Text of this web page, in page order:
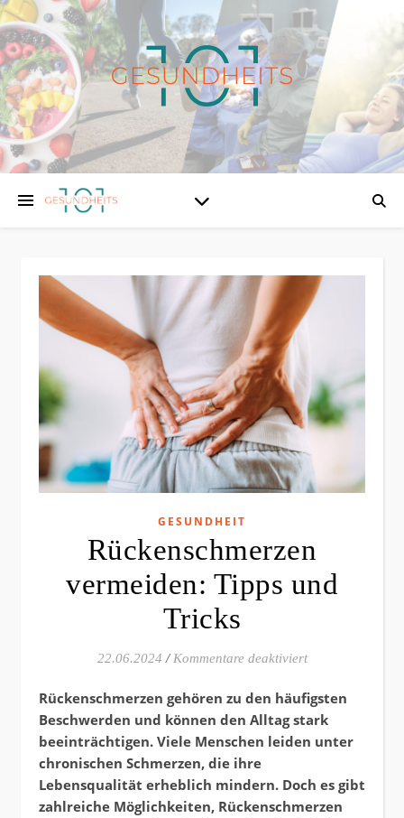
GESUNDHEIT
Rückenschmerzen
vermeiden: Tipps und
Tricks
22.06.2024 / Kommentare deaktiviertfür
Rückenschmerzen gehören zu den häufigsten
Beschwerden und können den Alltag stark
beeinträchtigen. Viele Menschen leiden unter
chronischen Schmerzen, die ihre
Lebensqualität erheblich mindern. Doch es gibt
zahlreiche Möglichkeiten, Rückenschmerzen